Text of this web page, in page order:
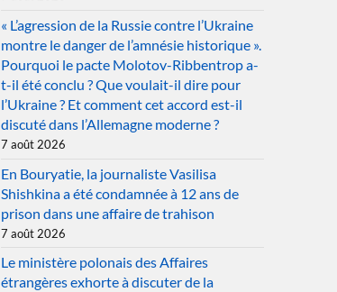
« L’agression de la Russie contre l’Ukraine
montre le danger de l’amnésie historique ».
Pourquoi le pacte Molotov-Ribbentrop a-
t-il été conclu ? Que voulait-il dire pour
l’Ukraine ? Et comment cet accord est-il
discuté dans l’Allemagne moderne ?
7 août 2026
En Bouryatie, la journaliste Vasilisa
Shishkina a été condamnée à 12 ans de
prison dans une affaire de trahison
7 août 2026
Le ministère polonais des Affaires
étrangères exhorte à discuter de la